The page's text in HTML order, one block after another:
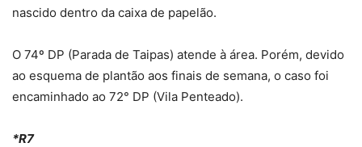
nascido dentro da caixa de papelão.
O 74º DP (Parada de Taipas) atende à área. Porém, devido
ao esquema de plantão aos finais de semana, o caso foi
encaminhado ao 72° DP (Vila Penteado).
*R7